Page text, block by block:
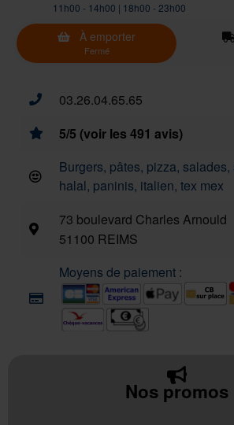
11h00 - 14h00 | 18h00 - 23h00
À emporter
Fermé
03.26.04.65.65
5/5 (voir les 491 avis)
Burgers, pâtes, pizza,
halal, paninis, italien, tex mex
73 boulevard Charles Arnould
51100 REIMS
Moyens de paiement :
Nos promos